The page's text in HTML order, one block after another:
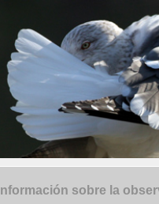
Información sobre la